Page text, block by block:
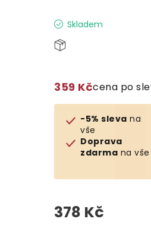
Skladem
359 Kčcena po
-5% sleva na
vše
Doprava
zdarma na vše
378 Kč